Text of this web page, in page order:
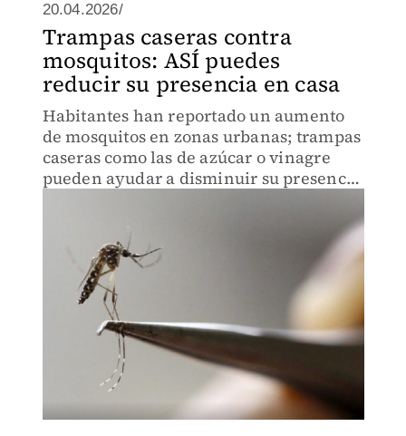
20.04.2026/
Trampas caseras contra
mosquitos: ASÍ puedes
reducir su presencia en casa
Habitantes han reportado un aumento
de mosquitos en zonas urbanas; trampas
caseras como las de azúcar o vinagre
pueden ayudar a disminuir su presencia